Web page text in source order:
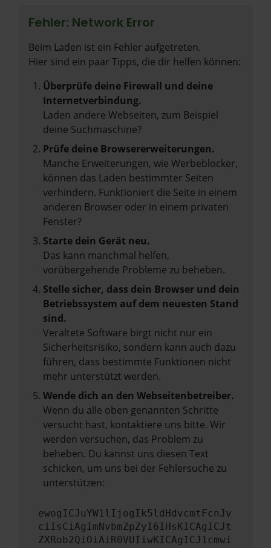
Fehler: Network Error
Beim Laden ist ein Fehler aufgetreten.
Hier sind ein paar Tipps, die dir helfen können:
Überprüfe deine Firewall und deine
Internetverbindung.
Laden andere Webseiten, zum Beispiel
deine Suchmaschine?
Prüfe deine Browsererweiterungen.
Manche Erweiterungen, wie Werbeblocker,
können das Laden bestimmter Seiten
verhindern. Funktioniert die Seite in einem
anderen Browser oder in einem privaten
Fenster?
Starte dein Gerät neu.
Das kann manchmal helfen,
vorübergehende Probleme zu beheben.
Stelle sicher, dass dein Browser und dein
Betriebssystem auf dem neuesten Stand
sind.
Veraltete Software birgt nicht nur ein
Sicherheitsrisiko, sondern kann auch dazu
führen, dass bestimmte Funktionen nicht
mehr unterstützt werden.
Wende dich an den Webseitenbetreiber.
Wenn du alle oben genannten Schritte
versucht hast, kontaktiere uns bitte. Wir
werden versuchen, das Problem zu
beheben. Du kannst uns diesen Text
schicken, um uns bei der Fehlersuche zu
unterstützen:
ewogICJuYW1lIjogIk5ldHdvcmtFcnJv
ciIsCiAgImNvbmZpZyI6IHsKICAgICJt
ZXRob2QiOiAiR0VUIiwKICAgICJ1cmwi